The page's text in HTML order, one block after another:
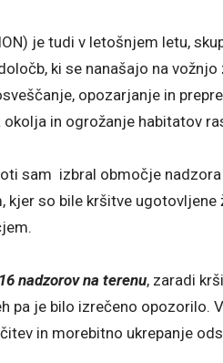
je tudi v letošnjem letu,
ki se nanašajo na
opozarjanje in
in ogrožanje habitatov
sam izbral območje
so bile kršitve ugotovljene
16 nadzorov na terenu, zaradi
pa je bilo izrečeno opozorilo.
in morebitno ukrepanje